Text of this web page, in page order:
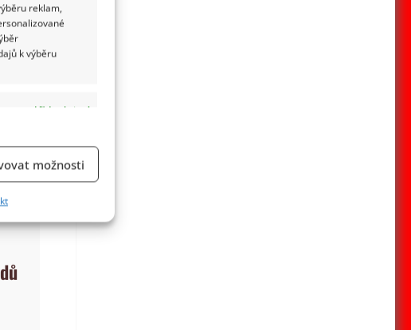
reklam,
k výběru
Vždy aktivní
možnosti